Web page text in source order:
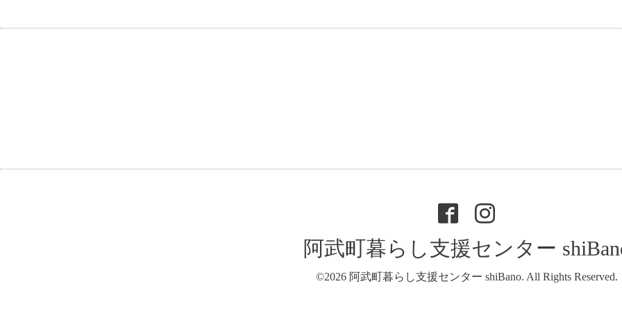
阿武町暮らし支援センター
©2026 阿武町暮らし支援センター shiBano. All Rights Reserved.